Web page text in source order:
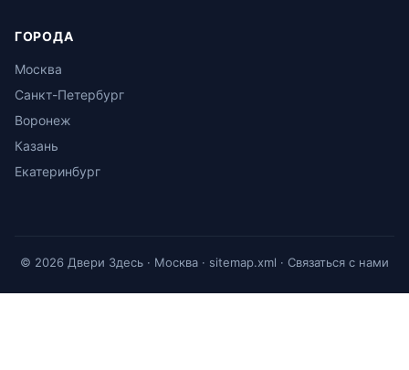
ГОРОДА
Москва
Санкт-Петербург
Воронеж
Казань
Екатеринбург
© 2026 Двери Здесь · Москва · sitemap.xml · Связаться с нами